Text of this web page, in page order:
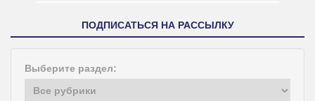
ПОДПИСАТЬСЯ НА РАССЫЛКУ
Выберите раздел: